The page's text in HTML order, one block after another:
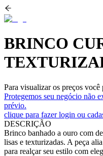
BRINCO
Para visualizar os preços
Protegemos seu negócio não
prévio.
clique para fazer login ou
DESCRIÇÃO
Brinco banhado a ouro com
lisas e texturizadas. A peça
para realçar seu estilo com